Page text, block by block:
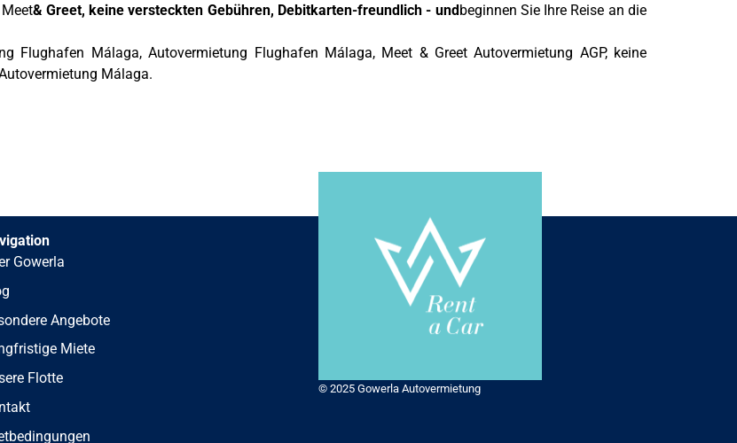
& Greet, keine versteckten Gebühren, Debitkarten-freundlich - undbeginnen Sie Ihre Reise an die
Flughafen Málaga, Autovermietung Flughafen Málaga, Meet & Greet Autovermietung AGP, keine
Málaga.
Gowerla
Angebote
Miete
Flotte
© 2025 Gowerla Autovermietung